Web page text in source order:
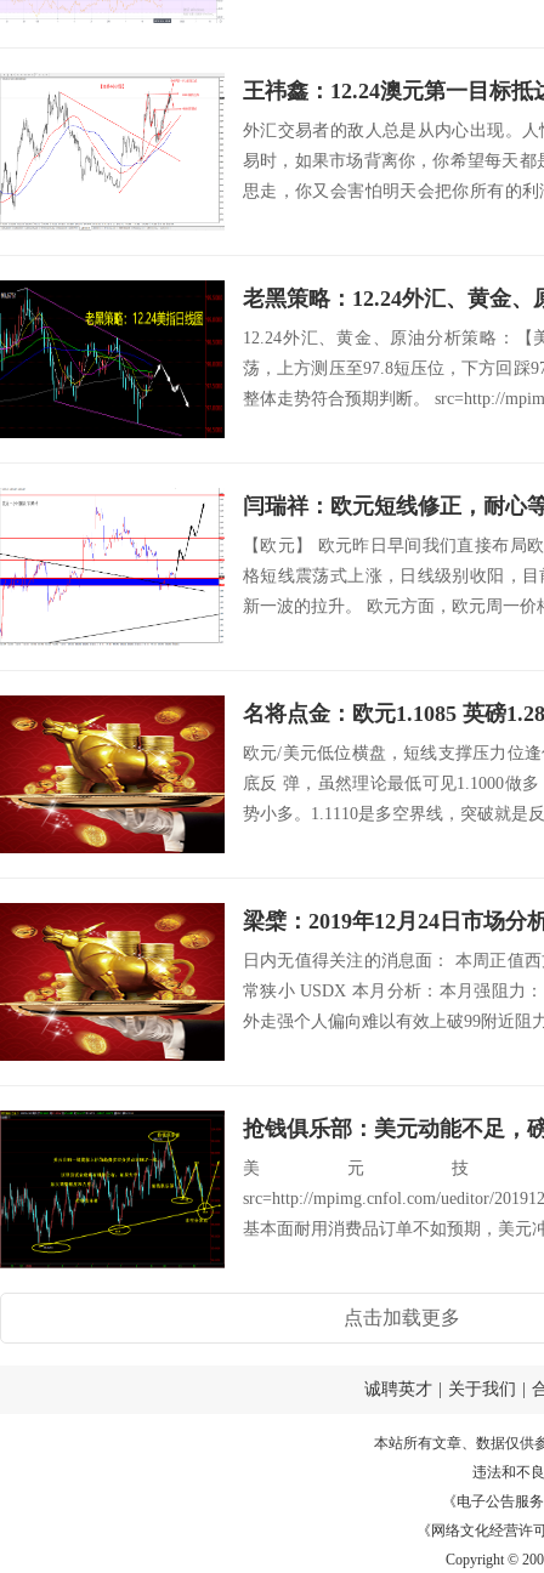
外汇交易者的敌人总是从内心出现。
易时，如果市场背离你，你希望每天
思走，你又会害怕明天会把你所有的
老黑策略：12.24外汇、黄金、
12.24外汇、黄金、原油分析策略：
荡，上方测压至97.8短压位，下方回踩
整体走势符合预期判断。 src=http://
闫瑞祥：欧元短线修正，耐心
【欧元】 欧元昨日早间我们直接布局
格短线震荡式上涨，日线级别收阳，
新一波的拉升。 欧元方面，欧元周一
名将点金：欧元1.1085 英磅
欧元/美元低位横盘，短线支撑压力位
底反 弹，虽然理论最低可见1.1000做
势小多。1.1110是多空界线，突破就是
梁檗：2019年12月24日市场分
日内无值得关注的消息面： 本周正值
常狭小 USDX 本月分析：本月强阻力
外走强个人偏向难以有效上破99附近阻
抢钱俱乐部：美元动能不足，
美元技
src=http://mpimg.cnfol.com/ueditor/
基本面耐用消费品订单不如预期，美元
点击加载更多
诚聘英才 | 关于我们 |
本站所有文章、数据仅供
违法和不
《电子公告服务
《网络文化经营许
Copyright ©